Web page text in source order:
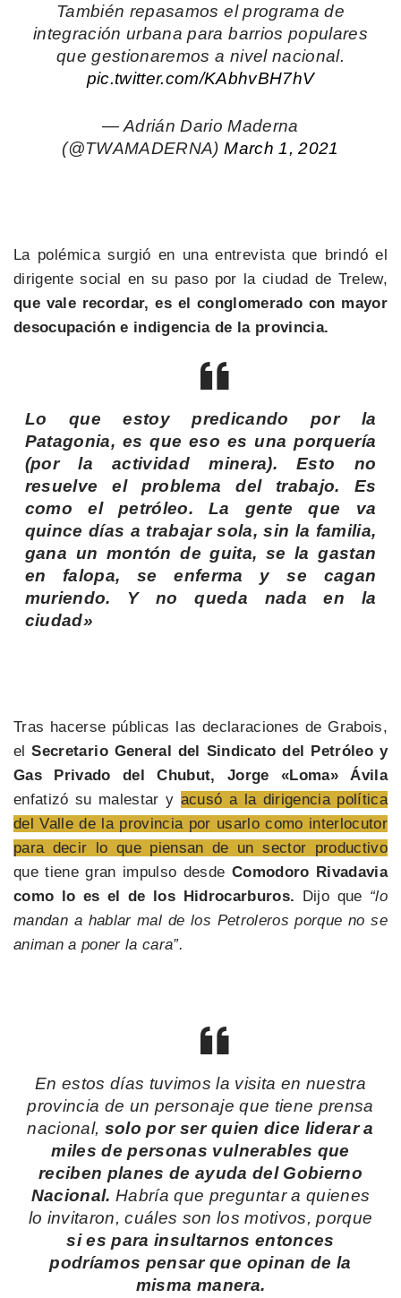
También repasamos el programa de
integración urbana para barrios populares
que gestionaremos a nivel nacional.
pic.twitter.com/KAbhvBH7hV
— Adrián Dario Maderna
(@TWAMADERNA)March 1, 2021
La polémica surgió en una entrevista que brindó el
dirigente social en su paso por la ciudad de Trelew,
que vale recordar, es el conglomerado con mayor
desocupación e indigencia de la provincia.
Lo que estoy predicando por la
Patagonia, es que eso es una porquería
(por la actividad minera). Esto no
resuelve el problema del trabajo. Es
como el petróleo. La gente que va
quince días a trabajar sola, sin la familia,
gana un montón de guita, se la gastan
en falopa, se enferma y se cagan
muriendo. Y no queda nada en la
ciudad»
Tras hacerse públicas las declaraciones de Grabois,
elSecretario General del Sindicato del Petróleo y
Gas Privado del Chubut, Jorge «Loma» Ávila
enfatizó su malestar y acusó a la dirigencia política
del Valle de la provincia por usarlo como interlocutor
para decir lo que piensan de un sector productivo
que tiene gran impulso desde Comodoro Rivadavia
como lo es el de los Hidrocarburos. Dijo que “lo
mandan a hablar mal de los Petroleros porque no se
animan a poner la cara”.
En estos días tuvimos la visita en nuestra
provincia de un personaje que tiene prensa
nacional, solo por ser quien dice liderar a
miles de personas vulnerables que
reciben planes de ayuda del Gobierno
Nacional. Habría que preguntar a quienes
lo invitaron, cuáles son los motivos, porque
si es para insultarnos entonces
podríamos pensar que opinan de la
misma manera.